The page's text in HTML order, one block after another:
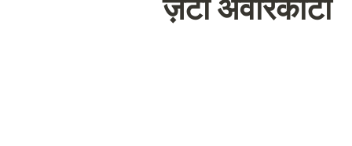
ज़ेटा